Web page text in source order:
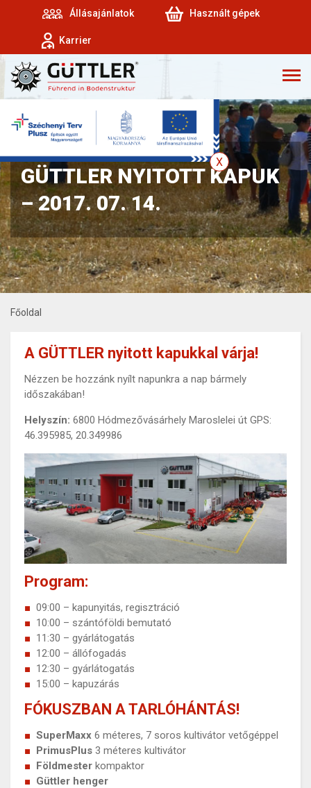
Állásajánlatok Használt gépek
Karrier
GÜTTLER NYITOTT KAPUK
– 2017. 07. 14.
Főoldal
A GÜTTLER nyitott kapukkal várja!
Nézzen be hozzánk nyílt napunkra a nap bármely
időszakában!
Helyszín: 6800 Hódmezővásárhely Maroslelei út GPS:
46.395985, 20.349986
Program:
09:00 – kapunyitás, regisztráció
10:00 – szántóföldi bemutató
11:30 – gyárlátogatás
12:00 – állófogadás
12:30 – gyárlátogatás
15:00 – kapuzárás
FÓKUSZBAN A TARLÓHÁNTÁS!
SuperMaxx 6 méteres, 7 soros kultivátor vetőgéppel
PrimusPlus 3 méteres kultivátor
Földmester kompaktor
Güttler henger